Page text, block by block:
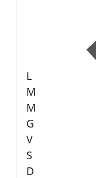
L
M
M
G
V
S
D